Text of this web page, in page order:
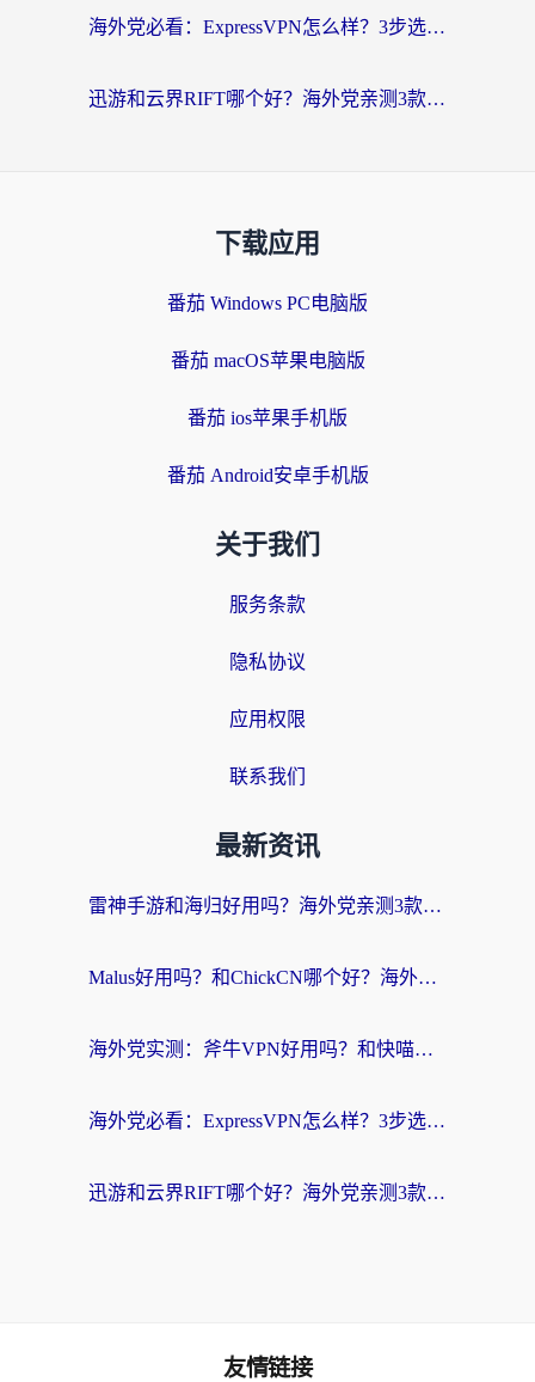
海外党必看：ExpressVPN怎么样？3步选对回国加速器，无缝刷国内剧玩手游
迅游和云界RIFT哪个好？海外党亲测3款回国加速器，教你无缝刷国内剧玩游戏
下载应用
番茄 Windows PC电脑版
番茄 macOS苹果电脑版
番茄 ios苹果手机版
番茄 Android安卓手机版
关于我们
服务条款
隐私协议
应用权限
联系我们
最新资讯
雷神手游和海归好用吗？海外党亲测3款热门回国加速器+番茄加速器深度体验
Malus好用吗？和ChickCN哪个好？海外党亲测：选对回国加速器，追剧游戏不卡顿
海外党实测：斧牛VPN好用吗？和快喵VPN对比哪个回国效果更好？附3款热门加速器深度分析
海外党必看：ExpressVPN怎么样？3步选对回国加速器，无缝刷国内剧玩手游
迅游和云界RIFT哪个好？海外党亲测3款回国加速器，教你无缝刷国内剧玩游戏
友情链接